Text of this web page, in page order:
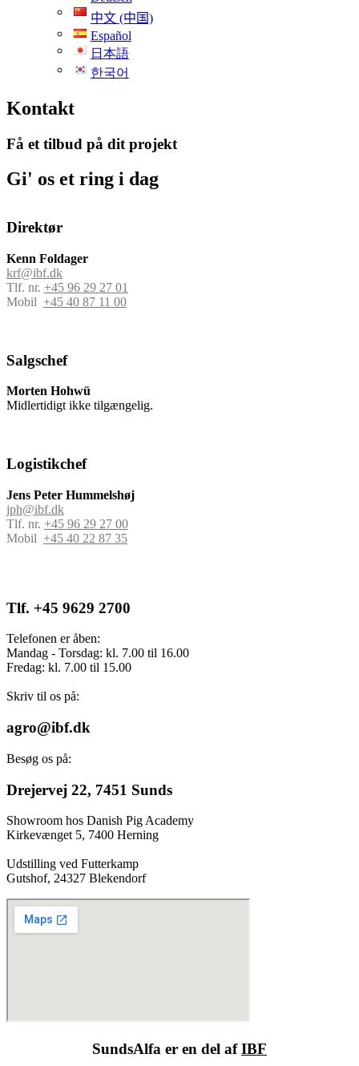
中文 (中国)
Español
日本語
한국어
Kontakt
Få et tilbud på dit projekt
Gi' os et ring i dag
Direktør
Kenn Foldager
krf@ibf.dk
Tlf. nr. +45 96 29 27 01
Mobil +45 40 87 11 00
Salgschef
Morten Hohwü
Midlertidigt ikke tilgængelig.
Logistikchef
Jens Peter Hummelshøj
jph@ibf.dk
Tlf. nr. +45 96 29 27 00
Mobil +45 40 22 87 35
Tlf. +45 9629 2700
Telefonen er åben:
Mandag - Torsdag: kl. 7.00 til 16.00
Fredag: kl. 7.00 til 15.00
Skriv til os på:
agro@ibf.dk
Besøg os på:
Drejervej 22, 7451 Sunds
Showroom hos Danish Pig Academy
Kirkevænget 5, 7400 Herning
Udstilling ved Futterkamp
Gutshof, 24327 Blekendorf
SundsAlfa er en del afIBF